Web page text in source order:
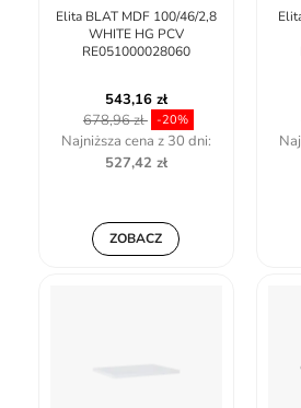
Elita BLAT MDF 100/46/2,8
WHITE HG PCV
RE051000028060
543,16 zł
678,96 zł
-20%
Najniższa cena z 30 dni:
527,42 zł
ZOBACZ